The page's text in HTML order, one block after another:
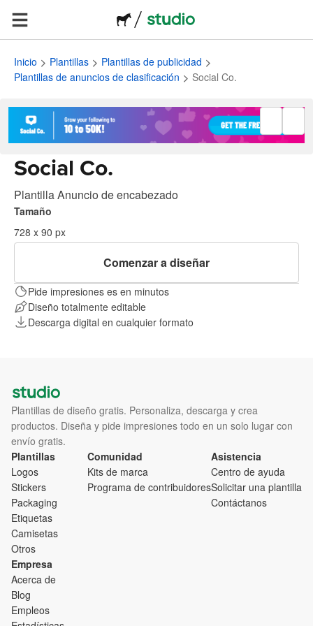
Inicio Plantillas
Plantillas de publicidad
Plantillas de anuncios de clasificación
Social Co.
Social Co.
Plantilla Anuncio de encabezado
Tamaño
728 x 90 px
Comenzar a diseñar
Pide impresiones es en minutos
Diseño totalmente editable
Descarga digital en cualquier formato
Plantillas de diseño gratis. Personaliza, descarga y crea
productos. Diseña y pide impresiones todo en un solo lugar con
envío gratis.
Plantillas
Logos
Stickers
Packaging
Etiquetas
Camisetas
Otros
Comunidad
Kits de marca
Programa de contribuidores
Asistencia
Centro de ayuda
Solicitar una plantilla
Contáctanos
Empresa
Acerca de
Blog
Empleos